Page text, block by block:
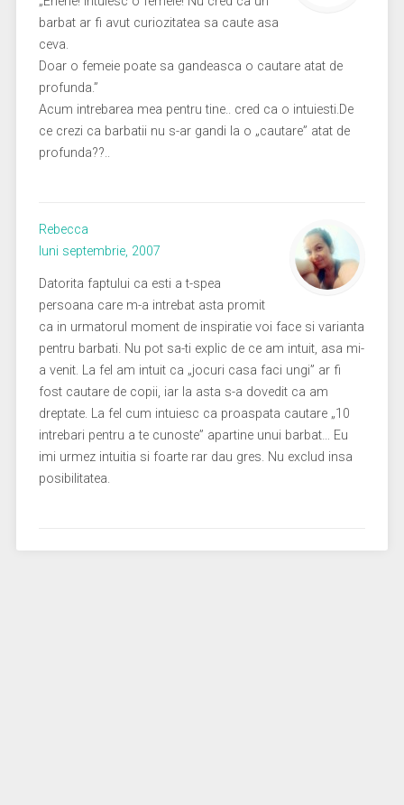
barbat ar fi avut curiozitatea sa caute asa
ceva.
Doar o femeie poate sa gandeasca o cautare atat de
profunda.”
Acum intrebarea mea pentru tine.. cred ca o intuiesti.De
ce crezi ca barbatii nu s-ar gandi la o „cautare” atat de
profunda??..
Rebecca
luni septembrie, 2007
Datorita faptului ca esti a t-spea
persoana care m-a intrebat asta promit
ca in urmatorul moment de inspiratie voi face si varianta
pentru barbati. Nu pot sa-ti explic de ce am intuit, asa mi-
a venit. La fel am intuit ca „jocuri casa faci ungi” ar fi
fost cautare de copii, iar la asta s-a dovedit ca am
dreptate. La fel cum intuiesc ca proaspata cautare „10
intrebari pentru a te cunoste” apartine unui barbat… Eu
imi urmez intuitia si foarte rar dau gres. Nu exclud insa
posibilitatea.